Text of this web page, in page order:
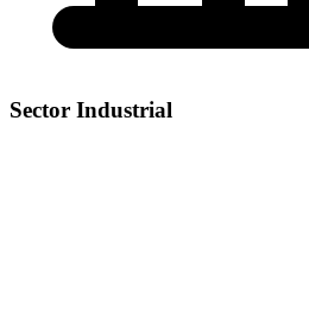
Sector Industrial